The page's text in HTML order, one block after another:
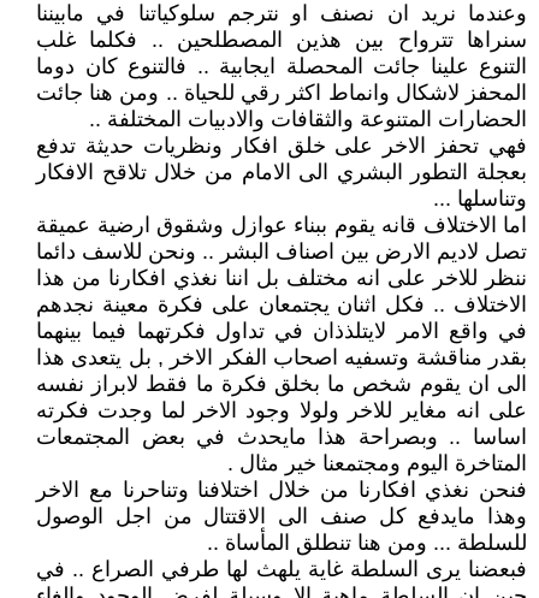
وعندما نريد ان نصنف او نترجم سلوكياتنا في مابيننا
سنراها تترواح بين هذين المصطلحين .. فكلما غلب
التنوع علينا جائت المحصلة ايجابية .. فالتنوع كان دوما
المحفز لاشكال وانماط اكثر رقي للحياة .. ومن هنا جائت
الحضارات المتنوعة والثقافات والادبيات المختلفة ..
فهي تحفز الاخر على خلق افكار ونظريات حديثة تدفع
بعجلة التطور البشري الى الامام من خلال تلاقح الافكار
وتناسلها ...
اما الاختلاف قانه يقوم ببناء عوازل وشقوق ارضية عميقة
تصل لاديم الارض بين اصناف البشر .. ونحن للاسف دائما
ننظر للاخر على انه مختلف بل اننا نغذي افكارنا من هذا
الاختلاف .. فكل اثنان يجتمعان على فكرة معينة نجدهم
في واقع الامر لايتلذذان في تداول فكرتهما فيما بينهما
بقدر مناقشة وتسفيه اصحاب الفكر الاخر , بل يتعدى هذا
الى ان يقوم شخص ما بخلق فكرة ما فقط لابراز نفسه
على انه مغاير للاخر ولولا وجود الاخر لما وجدت فكرته
اساسا .. وبصراحة هذا مايحدث في بعض المجتمعات
المتاخرة اليوم ومجتمعنا خير مثال .
فنحن نغذي افكارنا من خلال اختلافنا وتناحرنا مع الاخر
وهذا مايدفع كل صنف الى الاقتتال من اجل الوصول
للسلطة ... ومن هنا تنطلق المأساة ..
فبعضنا يرى السلطة غاية يلهث لها طرفي الصراع .. في